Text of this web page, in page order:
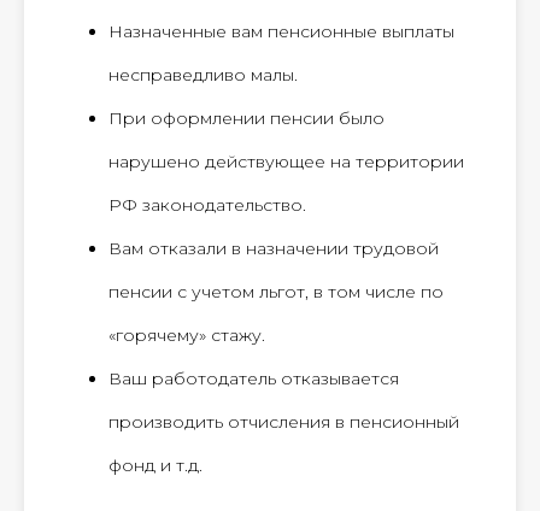
Назначенные вам пенсионные выплаты
несправедливо малы.
При оформлении пенсии было
нарушено действующее на территории
РФ законодательство.
Вам отказали в назначении трудовой
пенсии с учетом льгот, в том числе по
«горячему» стажу.
Ваш работодатель отказывается
производить отчисления в пенсионный
фонд и т.д.